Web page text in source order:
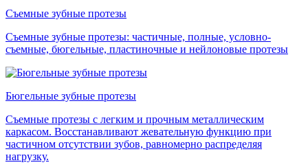
Съемные зубные протезы
Съемные зубные протезы: частичные, полные, условно-
съемные, бюгельные, пластиночные и нейлоновые протезы
Бюгельные зубные протезы
Съемные протезы с легким и прочным металлическим
каркасом. Восстанавливают жевательную функцию при
частичном отсутствии зубов, равномерно распределяя
нагрузку.